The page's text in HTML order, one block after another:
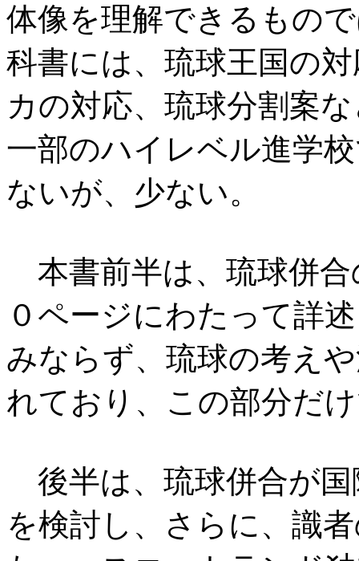
体像を理解できるもの
科書には、琉球王国の
カの対応、琉球分割案
一部のハイレベル進学
ないが、少ない。
本書前半は、琉球併合
０ページにわたって詳
みならず、琉球の考え
れており、この部分だ
後半は、琉球併合が国
を検討し、さらに、識